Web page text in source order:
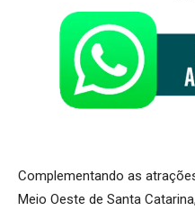
Complementando as
Meio Oeste de Santa